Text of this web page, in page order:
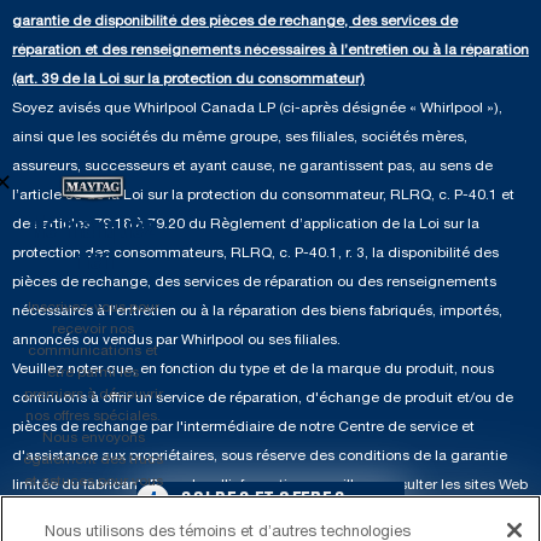
Pièces de rechange
Aide sur les produits
Suivre ma commande
Services de livraison et d'installation
Accessibilité
Services d'abonnement
Résidents du Québec
Qualité Commerciale
Duos de Lessive
Fours muraux
Tables de cuisson
Fours à micro-ondes
Lave-vaisselle et produits de nettoyage de cuisine
À propos de nous
Carrières
Renseignements relatifs aux rappels
Whirlpool au Canada
garantie de disponibilité des pièces de rechange, des services de
réparation et des renseignements nécessaires à l’entretien ou à la réparation
(art. 39 de la Loi sur la protection du consommateur)
Soyez avisés que Whirlpool Canada LP (ci-après désignée « Whirlpool »),
ainsi que les sociétés du même groupe, ses filiales, sociétés mères,
assureurs, successeurs et ayant cause, ne garantissent pas, au sens de
l’article 39 de la Loi sur la protection du consommateur, RLRQ, c. P-40.1 et
des articles 79.18 à 79.20 du Règlement d’application de la Loi sur la
protection des consommateurs, RLRQ, c. P-40.1, r. 3, la disponibilité des
pièces de rechange, des services de réparation ou des renseignements
nécessaires à l’entretien ou à la réparation des biens fabriqués, importés,
annoncés ou vendus par Whirlpool ou ses filiales.
Veuillez noter que, en fonction du type et de la marque du produit, nous
continuons à offrir un service de réparation, d'échange de produit et/ou de
pièces de rechange par l'intermédiaire de notre Centre de service et
d'assistance aux propriétaires, sous réserve des conditions de la garantie
limitée du fabricant. Pour plus d'informations, veuillez consulter les sites Web
Ne manquez
rien
Inscrivez-vous pour
recevoir nos
communications et
être parmi les
premiers à découvrir
nos offres spéciales.
Nous envoyons
également des trucs
et astuces pour vous
aider à tirer le
meilleur parti de vos
4 SOLDES ET OFFRES
Nous utilisons des témoins et d’autres technologies